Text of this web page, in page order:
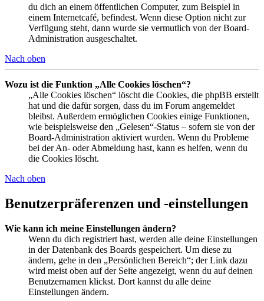
du dich an einem öffentlichen Computer, zum Beispiel in
einem Internetcafé, befindest. Wenn diese Option nicht zur
Verfügung steht, dann wurde sie vermutlich von der Board-
Administration ausgeschaltet.
Nach oben
Wozu ist die Funktion „Alle Cookies löschen“?
„Alle Cookies löschen“ löscht die Cookies, die phpBB erstellt
hat und die dafür sorgen, dass du im Forum angemeldet
bleibst. Außerdem ermöglichen Cookies einige Funktionen,
wie beispielsweise den „Gelesen“-Status – sofern sie von der
Board-Administration aktiviert wurden. Wenn du Probleme
bei der An- oder Abmeldung hast, kann es helfen, wenn du
die Cookies löscht.
Nach oben
Benutzerpräferenzen und -einstellungen
Wie kann ich meine Einstellungen ändern?
Wenn du dich registriert hast, werden alle deine Einstellungen
in der Datenbank des Boards gespeichert. Um diese zu
ändern, gehe in den „Persönlichen Bereich“; der Link dazu
wird meist oben auf der Seite angezeigt, wenn du auf deinen
Benutzernamen klickst. Dort kannst du alle deine
Einstellungen ändern.